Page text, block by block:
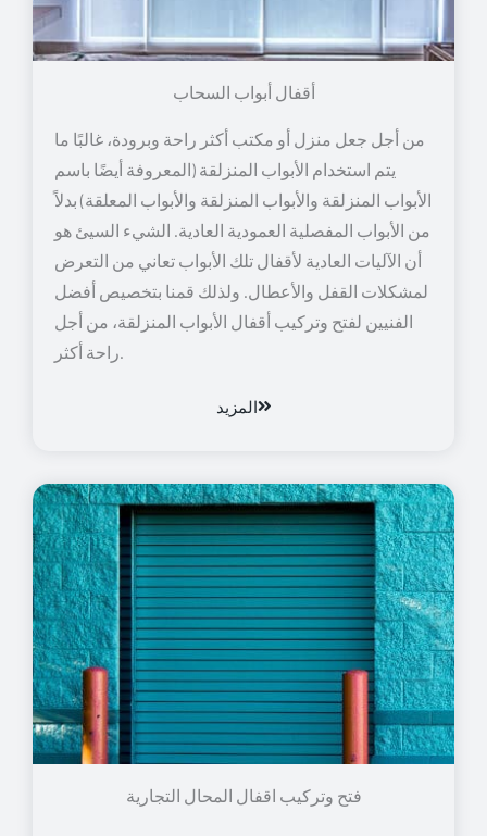
أقفال أبواب السحاب
من أجل جعل منزل أو مكتب أكثر راحة وبرودة، غالبًا ما
يتم استخدام الأبواب المنزلقة (المعروفة أيضًا باسم
الأبواب المنزلقة والأبواب المنزلقة والأبواب المعلقة) بدلاً
من الأبواب المفصلية العمودية العادية. الشيء السيئ هو
أن الآليات العادية لأقفال تلك الأبواب تعاني من التعرض
لمشكلات القفل والأعطال. ولذلك قمنا بتخصيص أفضل
الفنيين لفتح وتركيب أقفال الأبواب المنزلقة، من أجل
راحة أكثر.
المزيد
فتح وتركيب اقفال المحال التجارية